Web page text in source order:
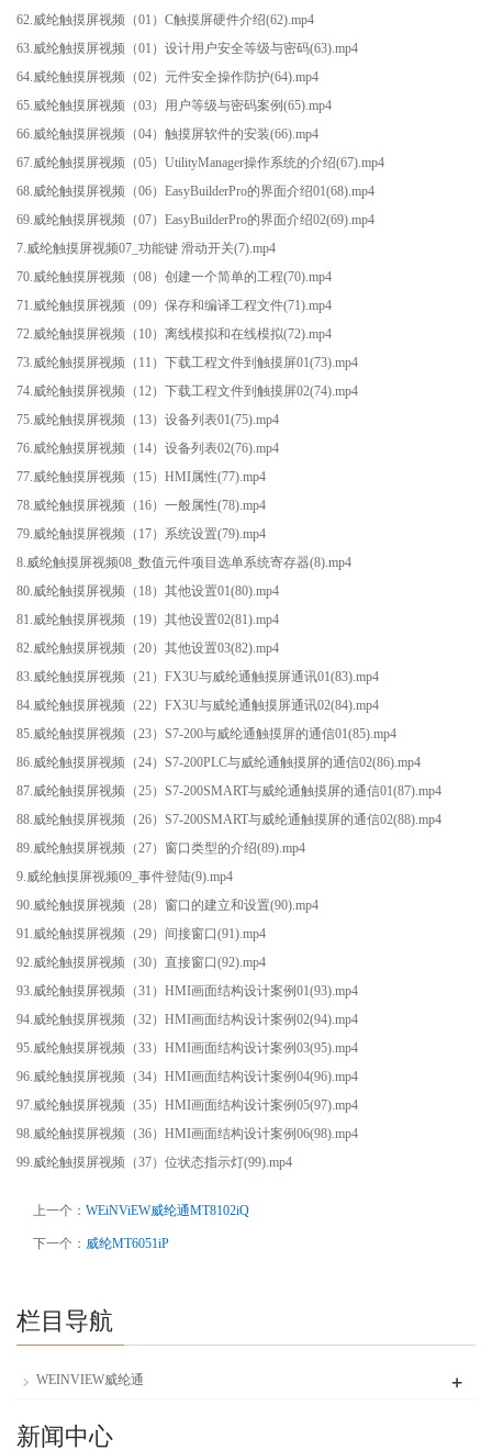
62.威纶触摸屏视频（01）C触摸屏硬件介绍(62).mp4
63.威纶触摸屏视频（01）设计用户安全等级与密码(63).mp4
64.威纶触摸屏视频（02）元件安全操作防护(64).mp4
65.威纶触摸屏视频（03）用户等级与密码案例(65).mp4
66.威纶触摸屏视频（04）触摸屏软件的安装(66).mp4
67.威纶触摸屏视频（05）UtilityManager操作系统的介绍(67).mp4
68.威纶触摸屏视频（06）EasyBuilderPro的界面介绍01(68).mp4
69.威纶触摸屏视频（07）EasyBuilderPro的界面介绍02(69).mp4
7.威纶触摸屏视频07_功能键 滑动开关(7).mp4
70.威纶触摸屏视频（08）创建一个简单的工程(70).mp4
71.威纶触摸屏视频（09）保存和编译工程文件(71).mp4
72.威纶触摸屏视频（10）离线模拟和在线模拟(72).mp4
73.威纶触摸屏视频（11）下载工程文件到触摸屏01(73).mp4
74.威纶触摸屏视频（12）下载工程文件到触摸屏02(74).mp4
75.威纶触摸屏视频（13）设备列表01(75).mp4
76.威纶触摸屏视频（14）设备列表02(76).mp4
77.威纶触摸屏视频（15）HMI属性(77).mp4
78.威纶触摸屏视频（16）一般属性(78).mp4
79.威纶触摸屏视频（17）系统设置(79).mp4
8.威纶触摸屏视频08_数值元件项目选单系统寄存器(8).mp4
80.威纶触摸屏视频（18）其他设置01(80).mp4
81.威纶触摸屏视频（19）其他设置02(81).mp4
82.威纶触摸屏视频（20）其他设置03(82).mp4
83.威纶触摸屏视频（21）FX3U与威纶通触摸屏通讯01(83).mp4
84.威纶触摸屏视频（22）FX3U与威纶通触摸屏通讯02(84).mp4
85.威纶触摸屏视频（23）S7-200与威纶通触摸屏的通信01(85).mp4
86.威纶触摸屏视频（24）S7-200PLC与威纶通触摸屏的通信02(86).mp4
87.威纶触摸屏视频（25）S7-200SMART与威纶通触摸屏的通信01(87).mp4
88.威纶触摸屏视频（26）S7-200SMART与威纶通触摸屏的通信02(88).mp4
89.威纶触摸屏视频（27）窗口类型的介绍(89).mp4
9.威纶触摸屏视频09_事件登陆(9).mp4
90.威纶触摸屏视频（28）窗口的建立和设置(90).mp4
91.威纶触摸屏视频（29）间接窗口(91).mp4
92.威纶触摸屏视频（30）直接窗口(92).mp4
93.威纶触摸屏视频（31）HMI画面结构设计案例01(93).mp4
94.威纶触摸屏视频（32）HMI画面结构设计案例02(94).mp4
95.威纶触摸屏视频（33）HMI画面结构设计案例03(95).mp4
96.威纶触摸屏视频（34）HMI画面结构设计案例04(96).mp4
97.威纶触摸屏视频（35）HMI画面结构设计案例05(97).mp4
98.威纶触摸屏视频（36）HMI画面结构设计案例06(98).mp4
99.威纶触摸屏视频（37）位状态指示灯(99).mp4
上一个： WEiNViEW威纶通MT8102iQ
下一个： 威纶MT6051iP
栏目导航
WEINVIEW威纶通 +
新闻中心